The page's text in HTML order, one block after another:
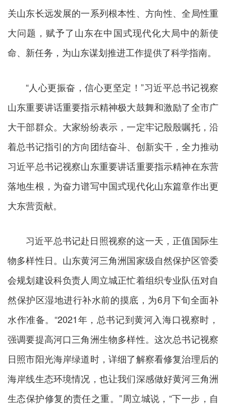
关山东长远发展的一系列根本性、方向性、全局性重
大问题，赋予了山东在中国式现代化大局中的新使
命、新任务，为山东谋划推进工作提供了科学指南。
“人心更振奋，信心更坚定！”习近平总书记视察
山东重要讲话重要指示精神极大鼓舞和激励了全市广
大干部群众。大家纷纷表示，一定牢记殷殷嘱托，沿
着总书记指引的方向团结奋斗、创新实干，全力推动
习近平总书记视察山东重要讲话重要指示精神在东营
落地生根，为奋力谱写中国式现代化山东篇章作出更
大东营贡献。
习近平总书记赴日照视察的这一天，正值国际生
物多样性日。山东黄河三角洲国家级自然保护区管委
会规划建设科负责人周立城正忙着组织专业队伍对自
然保护区湿地进行补水前的摸底，为6月下旬全面补
水作准备。“2021年，总书记到黄河入海口视察时，
强调要提高河口三角洲生物多样性。这次总书记视察
日照市阳光海岸绿道时，详细了解察看修复治理后的
海岸线生态环境情况，也让我们深感做好黄河三角洲
生态保护修复的责任之重。”周立城说，“下一步，自